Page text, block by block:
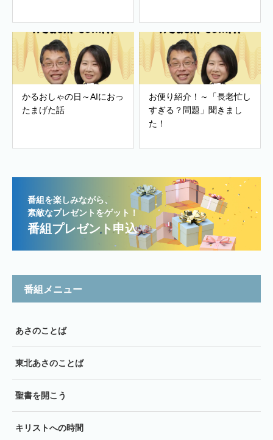
かるおしゃの日～AIにおっ
たまげた話
お便り紹介！～「長老忙し
すぎる？問題」聞きまし
た！
番組を楽しみながら、
素敵なプレゼントをゲット！
番組プレゼント申込
番組メニュー
あさのことば
東北あさのことば
聖書を開こう
キリストへの時間